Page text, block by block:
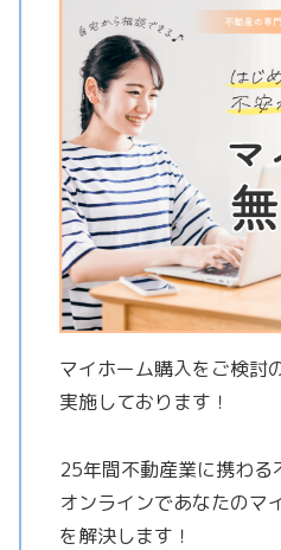
マイホーム購入をご検討
実施しております！
25年間不動産業に携わる
オンラインであなたのマ
を解決します！